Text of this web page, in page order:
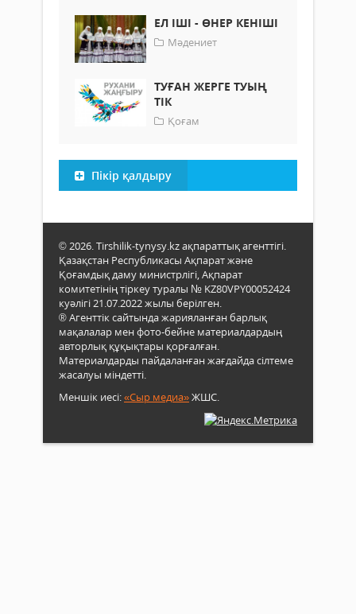
ЕЛ ІШІ - ӨНЕР КЕНІШІ
Мәдениет
ТУҒАН ЖЕРГЕ ТУЫҢ
ТІК
Қоғам
Пікір қалдыру
© 2026. Tirshilik-tynysy.kz ақпараттық агенттігі.
Қазақстан Республикасы Ақпарат және
Қоғамдық даму министрлігі, Ақпарат
комитетінің тіркеу туралы № KZ80VPY00052424
куәлігі 21.07.2022 жылы берілген.
® Агенттік сайтында жарияланған барлық
мақалалар мен фото-бейне материалдардың
авторлық құқықтары қорғалған.
Материалдарды пайдаланған жағдайда сілтеме
жасалуы міндетті.
Меншік иесі:«Сыр медиа»ЖШС.